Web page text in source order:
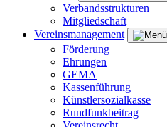
Verbandsstrukturen
Mitgliedschaft
Vereinsmanagement
Förderung
Ehrungen
GEMA
Kassenführung
Künstlersozialkasse
Rundfunkbeitrag